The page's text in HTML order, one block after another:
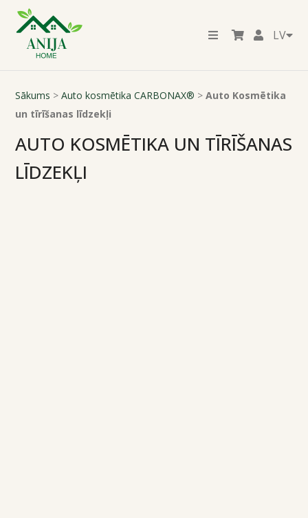
LV
Sākums >Auto kosmētika CARBONAX® >Auto Kosmētika
un tīrīšanas līdzekļi
AUTO KOSMĒTIKA UN TĪRĪŠANAS
LĪDZEKĻI